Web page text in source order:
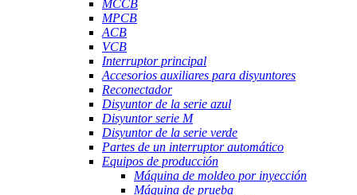
MCCB
MPCB
ACB
VCB
Interruptor principal
Accesorios auxiliares para disyuntores
Reconectador
Disyuntor de la serie azul
Disyuntor serie M
Disyuntor de la serie verde
Partes de un interruptor automático
Equipos de producción
Máquina de moldeo por inyección
Máquina de prueba